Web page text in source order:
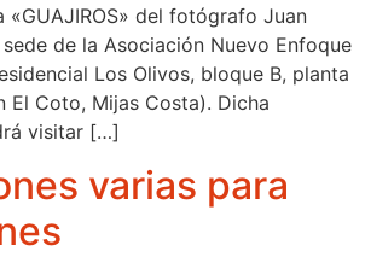
del fotógrafo Juan
de la Asociación Nuevo Enfoque
Los Olivos, bloque B, planta
El Coto, Mijas Costa). Dicha
visitar […]
varias para